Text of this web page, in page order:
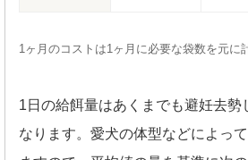
1ヶ月のコストは1ヶ月に必要な袋数を元に
1日の給餌量はあくまでも避妊去勢
なります。愛犬の体型などによっ